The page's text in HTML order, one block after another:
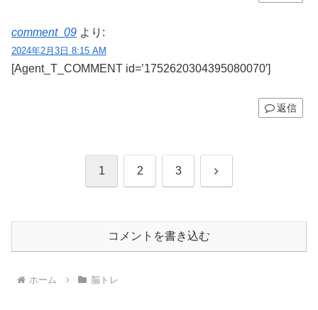
comment_09 より:
2024年2月3日 8:15 AM
[Agent_T_COMMENT id=’1752620304395080070′]
返信
1 2 3 次
コメントを書き込む
ホーム 脳トレ